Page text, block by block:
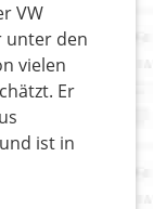
VW
unter den
vielen
Er
ist in